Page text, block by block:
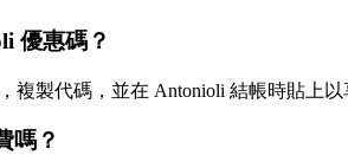
優惠碼？
複製代碼，並在 Antonioli 結帳時貼上以
嗎？